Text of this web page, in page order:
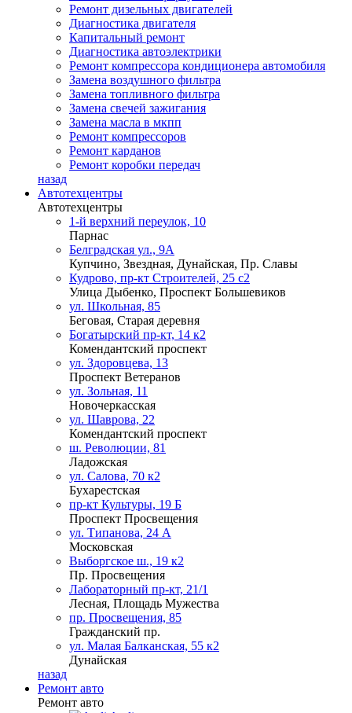
Ремонт дизельных двигателей
Диагностика двигателя
Капитальный ремонт
Диагностика автоэлектрики
Ремонт компрессора кондиционера автомобиля
Замена воздушного фильтра
Замена топливного фильтра
Замена свечей зажигания
Замена масла в мкпп
Ремонт компрессоров
Ремонт карданов
Ремонт коробки передач
назад
Автотехцентры
Автотехцентры
1-й верхний переулок, 10
Парнас
Белградская ул., 9А
Купчино, Звездная, Дунайская, Пр. Славы
Кудрово, пр-кт Строителей, 25 с2
Улица Дыбенко, Проспект Большевиков
ул. Школьная, 85
Беговая, Старая деревня
Богатырский пр-кт, 14 к2
Комендантский проспект
ул. Здоровцева, 13
Проспект Ветеранов
ул. Зольная, 11
Новочеркасская
ул. Шаврова, 22
Комендантский проспект
ш. Революции, 81
Ладожская
ул. Салова, 70 к2
Бухарестская
пр-кт Культуры, 19 Б
Проспект Просвещения
ул. Типанова, 24 А
Московская
Выборгское ш., 19 к2
Пр. Просвещения
Лабораторный пр-кт, 21/1
Лесная, Площадь Мужества
пр. Просвещения, 85
Гражданский пр.
ул. Малая Балканская, 55 к2
Дунайская
назад
Ремонт авто
Ремонт авто